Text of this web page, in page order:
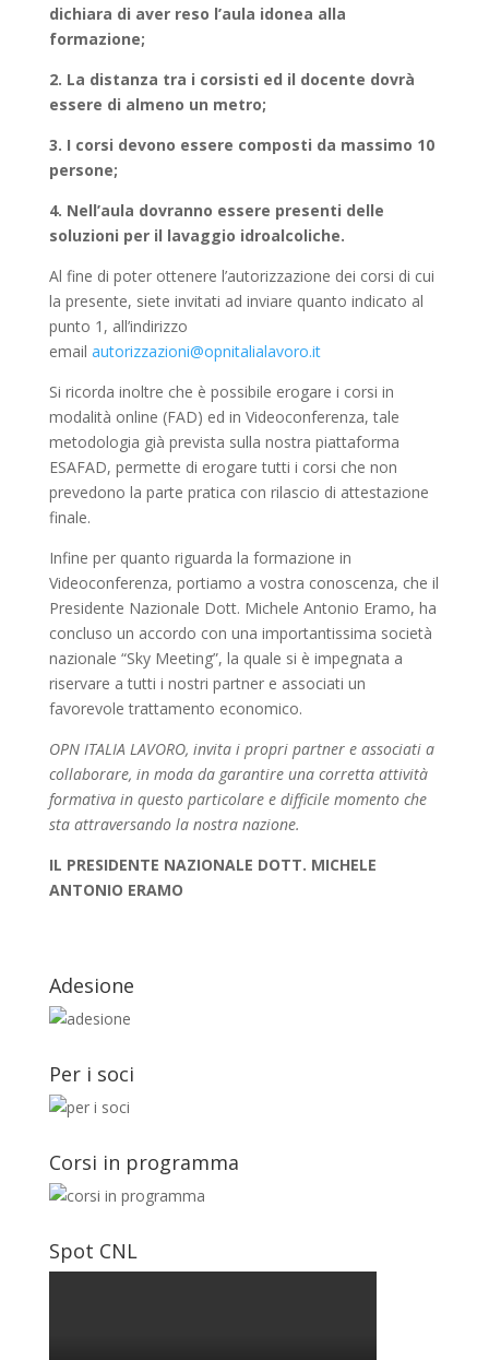
dichiara di aver reso l’aula idonea alla
formazione;
2. La distanza tra i corsisti ed il docente dovrà
essere di almeno un metro;
3. I corsi devono essere composti da massimo 10
persone;
4. Nell’aula dovranno essere presenti delle
soluzioni per il lavaggio idroalcoliche.
Al fine di poter ottenere l’autorizzazione dei corsi di cui
la presente, siete invitati ad inviare quanto indicato al
punto 1, all’indirizzo
email autorizzazioni@opnitalialavoro.it
Si ricorda inoltre che è possibile erogare i corsi in
modalità online (FAD) ed in Videoconferenza, tale
metodologia già prevista sulla nostra piattaforma
ESAFAD, permette di erogare tutti i corsi che non
prevedono la parte pratica con rilascio di attestazione
finale.
Infine per quanto riguarda la formazione in
Videoconferenza, portiamo a vostra conoscenza, che il
Presidente Nazionale Dott. Michele Antonio Eramo, ha
concluso un accordo con una importantissima società
nazionale “Sky Meeting”, la quale si è impegnata a
riservare a tutti i nostri partner e associati un
favorevole trattamento economico.
OPN ITALIA LAVORO, invita i propri partner e associati a
collaborare, in moda da garantire una corretta attività
formativa in questo particolare e difficile momento che
sta attraversando la nostra nazione.
IL PRESIDENTE NAZIONALE DOTT. MICHELE
ANTONIO ERAMO
Adesione
Per i soci
Corsi in programma
Spot CNL